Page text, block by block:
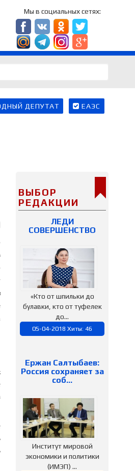
Мы в социальных сетях:
ДЕПУТАТ ЕАЭС
ВЫБОР
РЕДАКЦИИ
ЛЕДИ
СОВЕРШЕНСТВО
«Кто от шпильки до
булавки, кто от туфелек
до...
05-04-2018 Хиты: 46
Ержан Салтыбаев:
Россия сохраняет за
соб…
Институт мировой
экономики и политики
(ИМЭП) ...